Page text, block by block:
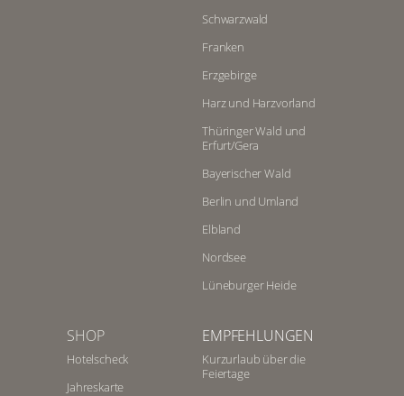
Schwarzwald
Franken
Erzgebirge
Harz und Harzvorland
Thüringer Wald und
Erfurt/Gera
Bayerischer Wald
Berlin und Umland
Elbland
Nordsee
Lüneburger Heide
SHOP
Hotelscheck
Jahreskarte
EMPFEHLUNGEN
Kurzurlaub über die
Feiertage